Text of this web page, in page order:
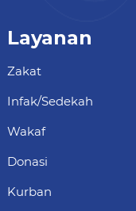
Layanan
Zakat
Infak/Sedekah
Wakaf
Donasi
Kurban